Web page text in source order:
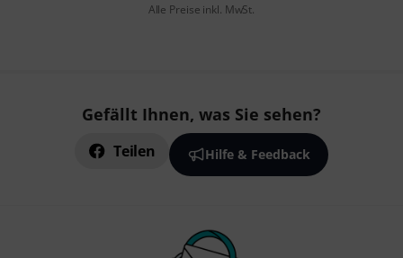
Alle Preise inkl. MwSt.
Gefällt Ihnen, was Sie sehen?
Teilen Hilfe & Feedback